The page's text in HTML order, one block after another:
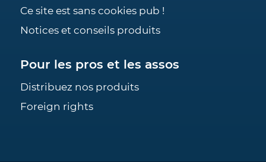
Ce site est sans cookies pub !
Notices et conseils produits
Pour les pros et les assos
Distribuez nos produits
Foreign rights